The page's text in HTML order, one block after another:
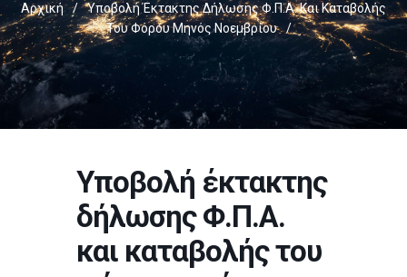
Αρχική /
Υποβολή Έκτακτης Δήλωσης Φ.Π.Α. Και Καταβολής
Του Φόρου Μηνός Νοεμβρίου
/
Υποβολή έκτακτης
δήλωσης Φ.Π.Α.
και καταβολής του